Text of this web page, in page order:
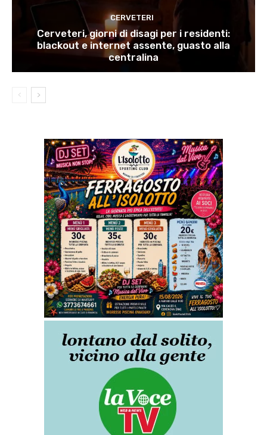
CERVETERI
Cerveteri, giorni di disagi per i residenti:
blackout e internet assente, guasto alla
centralina